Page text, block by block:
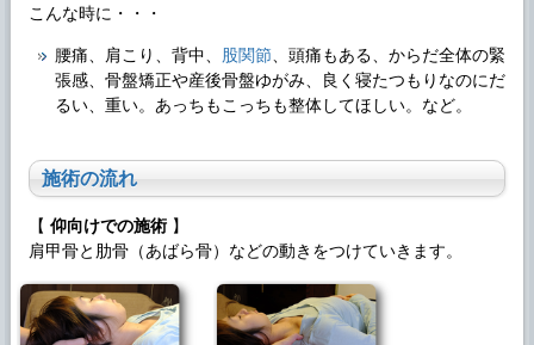
こんな時に・・・
腰痛、肩こり、背中、 股関節 、頭痛もある、からだ全体の緊
張感、骨盤矯正や産後骨盤ゆがみ、良く寝たつもりなのにだ
るい、重い。あっちもこっちも整体してほしい。など。
施術の流れ
【 仰向けでの施術】
肩甲骨と肋骨（あばら骨）などの動きをつけていきます。